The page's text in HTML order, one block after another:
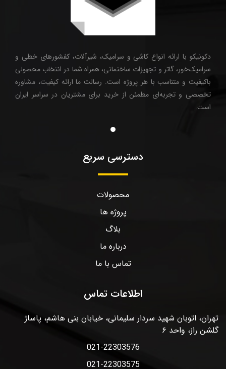
دکونیکو با ارائه انواع کاشی و سرامیک، شیرآلات، کفشورهای خطی و
سرامیک‌خور، گاتر و تجهیزات ساختمانی، همراه شما در انتخاب محصولی
باکیفیت و متناسب با هر پروژه است. رسالت ما ارائه کیفیت، مشاوره
تخصصی و تجربه‌ای مطمئن از خرید برای مشتریان در سراسر ایران
است.
دسترسی سریع
محصولات
پروژه ها
بلاگ
درباره ما
تماس با ما
اطلاعات تماس
تهران، اتوبان شهید سردار سلیمانی، خیابان بنی هاشم، پاساژ
گلشن راز، واحد ۶
021-22303576
021-22303575